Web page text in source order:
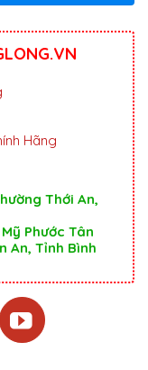
Hãng
Thới An,
Phước Tân
An, Tỉnh Bình